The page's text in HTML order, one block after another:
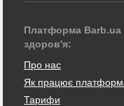
Платформа Barb.ua
здоров'я:
Про нас
Як працює
Тарифи